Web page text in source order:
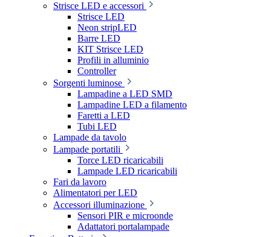
Strisce LED e accessori
Strisce LED
Neon stripLED
Barre LED
KIT Strisce LED
Profili in alluminio
Controller
Sorgenti luminose
Lampadine a LED SMD
Lampadine LED a filamento
Faretti a LED
Tubi LED
Lampade da tavolo
Lampade portatili
Torce LED ricaricabili
Lampade LED ricaricabili
Fari da lavoro
Alimentatori per LED
Accessori illuminazione
Sensori PIR e microonde
Adattatori portalampade